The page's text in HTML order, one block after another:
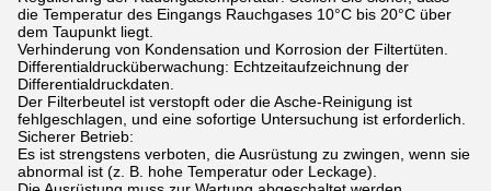
die Temperatur des Eingangs Rauchgases 10°C bis 20°C über
dem Taupunkt liegt.
Verhinderung von Kondensation und Korrosion der Filtertüten.
Differentialdrucküberwachung: Echtzeitaufzeichnung der
Differentialdruckdaten.
Der Filterbeutel ist verstopft oder die Asche-Reinigung ist
fehlgeschlagen, und eine sofortige Untersuchung ist erforderlich.
Sicherer Betrieb:
Es ist strengstens verboten, die Ausrüstung zu zwingen, wenn sie
abnormal ist (z. B. hohe Temperatur oder Leckage).